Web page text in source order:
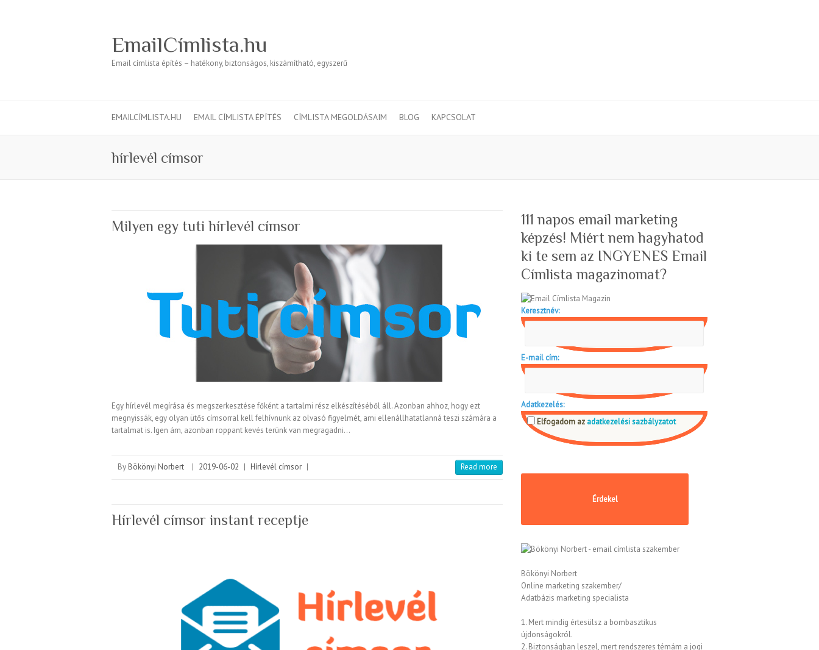
EmailCímlista.hu
Email címlista építés – hatékony, biztonságos, kiszámítható, egyszerű
EMAILCÍMLISTA.HU EMAIL CÍMLISTA ÉPÍTÉS CÍMLISTA MEGOLDÁSAIM BLOG KAPCSOLAT
hírlevél címsor
Milyen egy tuti hírlevél címsor
Egy hírlevél megírása és megszerkesztése főként a tartalmi rész elkészítéséből áll. Azonban ahhoz, hogy ezt
megnyissák, egy olyan ütős címsorral kell felhívnunk az olvasó figyelmét, ami ellenállhatatlanná teszi számára a
tartalmat is. Igen ám, azonban roppant kevés terünk van megragadni…
By Bökönyi Norbert | 2019-06-02 | Hírlevél címsor | Read more
Hírlevél címsor instant receptje
111 napos email marketing
képzés! Miért nem hagyhatod
ki te sem az INGYENES Email
Címlista magazinomat?
Keresztnév:
E-mail cím:
Adatkezelés:
Elfogadom az adatkezelési sazbályzatot
Bökönyi Norbert
Online marketing szakember/
Adatbázis marketing specialista
1. Mert mindig értesülsz a bombasztikus
újdonságokról.
2. Biztonságban leszel, mert rendszeres témám a jogi